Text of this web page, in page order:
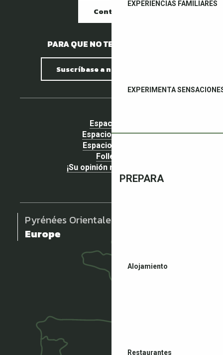
EXPERIENCIAS FAMILIARES
EXPERIMENTA
PREPARA
Alojamiento
Restaurantes
Contacto
PARA QUE NO TE PIERDAS NADA.
Suscríbase a nuestro boletín
Espacio pro
Espacio Grupos
Espacio prensa
Folletos
¡Su opinión nos importa!
Pyrénées Orientales
Europe